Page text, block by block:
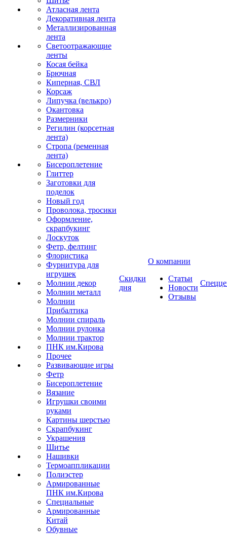
Атласная лента
Декоративная лента
Металлизированная
лента
Светоотражающие
ленты
Косая бейка
Брючная
Киперная, СВЛ
Корсаж
Липучка (велькро)
Окантовка
Размерники
Регилин (корсетная
лента)
Стропа (ременная
лента)
Бисероплетение
Глиттер
Заготовки для
поделок
Новый год
Проволока, тросики
Оформление,
скрапбукинг
Лоскуток
Фетр, фелтинг
Флористика
Фурнитура для
игрушек
Молнии декор
Молнии металл
Молнии
Прибалтика
Молнии спираль
Молнии рулонка
Молнии трактор
ПНК им.Кирова
Прочее
Развивающие игры
Фетр
Бисероплетение
Вязание
Игрушки своими
руками
Картины шерстью
Скрапбукинг
Украшения
Шитье
Нашивки
Термоаппликации
Полиэстер
Армированные
ПНК им.Кирова
Специальные
Армированные
Китай
Обувные
Скидки
дня
О компании
Статьи
Новости
Отзывы